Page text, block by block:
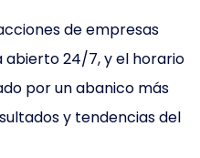
de empresas
abierto 24/7, y el horario
por un abanico más
y tendencias del